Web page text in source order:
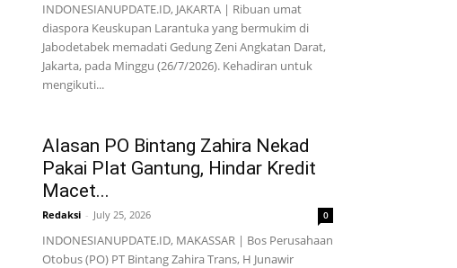
INDONESIANUPDATE.ID, JAKARTA | Ribuan umat
diaspora Keuskupan Larantuka yang bermukim di
Jabodetabek memadati Gedung Zeni Angkatan Darat,
Jakarta, pada Minggu (26/7/2026). Kehadiran untuk
mengikuti...
Alasan PO Bintang Zahira Nekad
Pakai Plat Gantung, Hindar Kredit
Macet...
Redaksi - July 25, 2026 0
INDONESIANUPDATE.ID, MAKASSAR | Bos Perusahaan
Otobus (PO) PT Bintang Zahira Trans, H Junawir